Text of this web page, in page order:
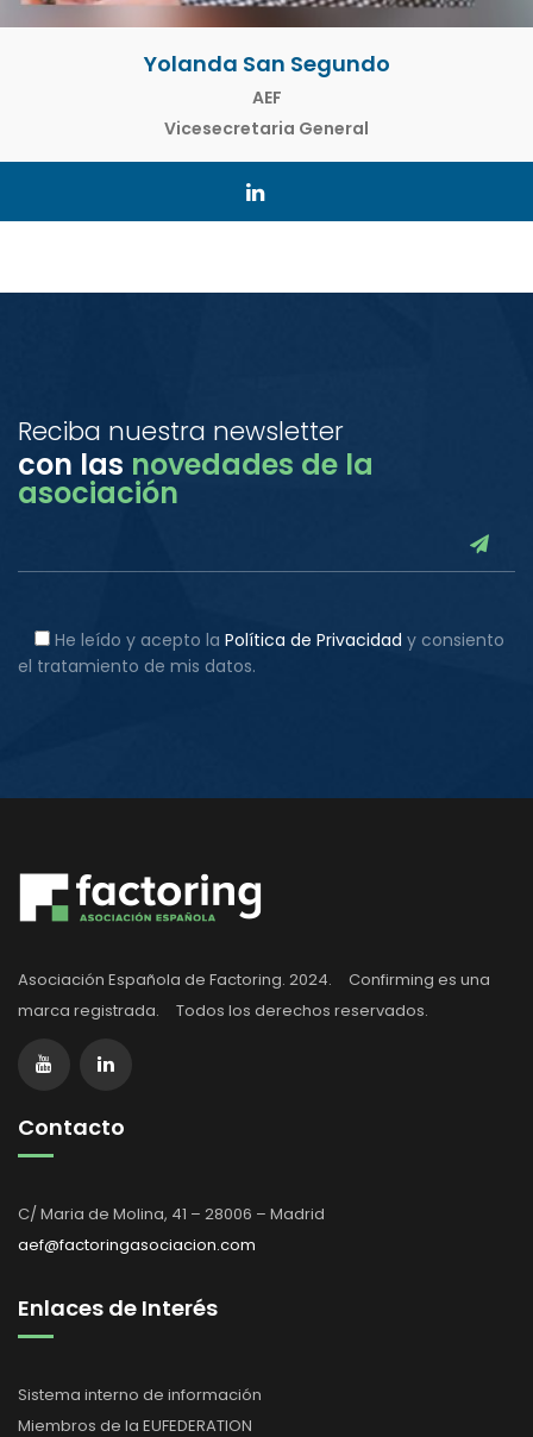
Yolanda San Segundo
AEF
Vicesecretaria General
Reciba nuestra newsletter
con las novedades de la
asociación
He leído y acepto la Política de Privacidad y consiento
el tratamiento de mis datos.
Asociación Española de Factoring. 2024. Confirming es una
marca registrada. Todos los derechos reservados.
Contacto
C/ Maria de Molina, 41 – 28006 – Madrid
aef@factoringasociacion.com
Enlaces de Interés
Sistema interno de información
Miembros de la EUFEDERATION